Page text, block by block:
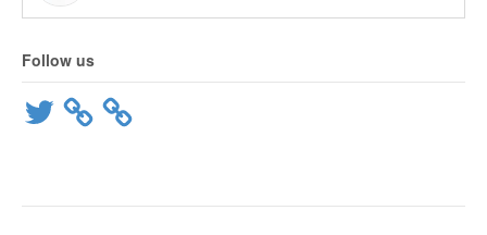
Follow us
Twitter